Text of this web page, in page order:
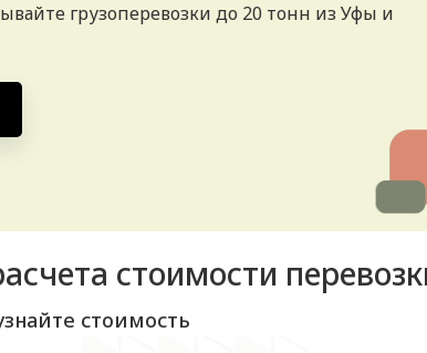
грузоперевозки до 20 тонн из Уфы и
стоимости
стоимость